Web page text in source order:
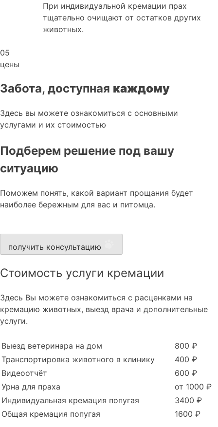
При индивидуальной кремации прах
тщательно очищают от остатков других
животных.
05
цены
Забота, доступная каждому
Здесь вы можете ознакомиться с основными
услугами и их стоимостью
Подберем решение под вашу
ситуацию
Поможем понять, какой вариант прощания будет
наиболее бережным для вас и питомца.
получить консультацию
Стоимость услуги кремации
Здесь Вы можете ознакомиться с расценками на
кремацию животных, выезд врача и дополнительные
услуги.
Выезд ветеринара на дом
800 ₽
Транспортировка животного в клинику
400 ₽
Видеоотчёт
600 ₽
Урна для праха
от 1000 ₽
Индивидуальная кремация попугая
3400 ₽
Общая кремация попугая
1600 ₽